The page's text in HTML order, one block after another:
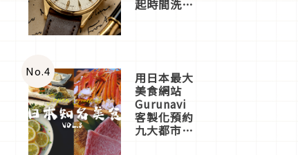
起時間洗鍊
No.4 用日本最大
美食網站
Gurunavi
客製化預約
九大都市餐